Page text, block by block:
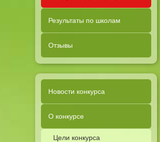
Результаты по школам
Отзывы
Новости конкурса
О конкурсе
Цели конкурса